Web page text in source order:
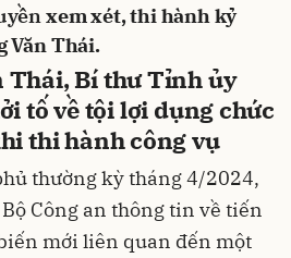
xem xét, thi hành kỷ
Văn Thái.
Thái, Bí thư Tỉnh ủy
tố về tội lợi dụng chức
thi hành công vụ
thường kỳ tháng 4/2024,
Công an thông tin về tiến
mới liên quan đến một